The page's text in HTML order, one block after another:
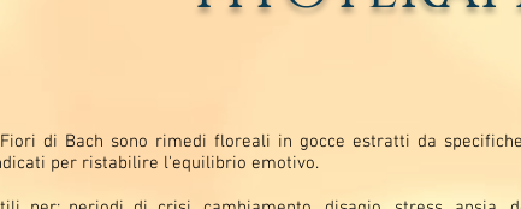
di Bach sono rimedi floreali in gocce estratti da
per ristabilire l'equilibrio emotivo.